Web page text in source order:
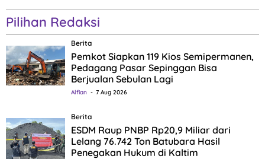
Pilihan Redaksi
Berita
Pemkot Siapkan 119 Kios Semipermanen,
Pedagang Pasar Sepinggan Bisa
Berjualan Sebulan Lagi
Alfian 7 Aug 2026
Berita
ESDM Raup PNBP Rp20,9 Miliar dari
Lelang 76.742 Ton Batubara Hasil
Penegakan Hukum di Kaltim